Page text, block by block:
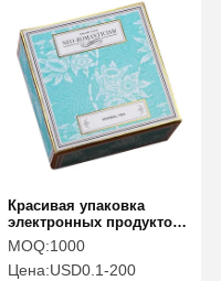
Красивая упаковка
электронных продуктов
Бесшовные складные
картонные коробки
MOQ:1000
Цена:USD0.1-200